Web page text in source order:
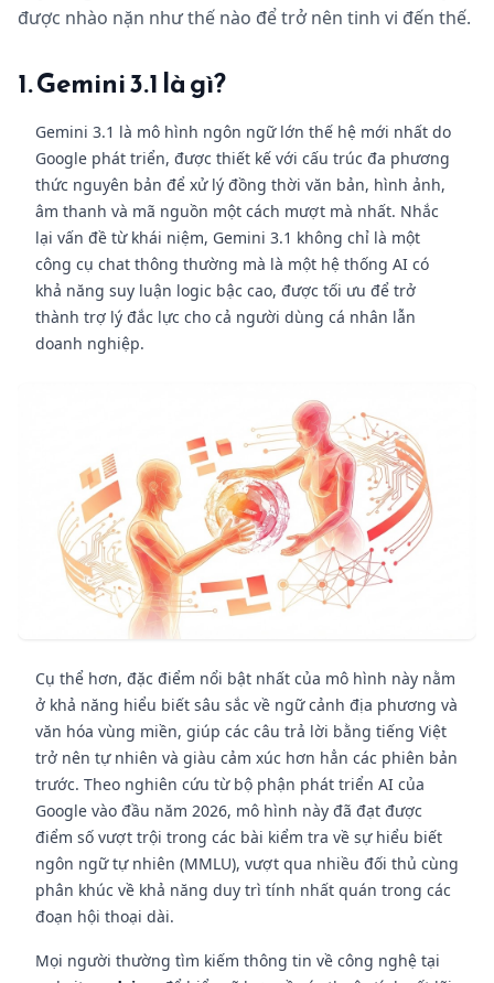
được nhào nặn như thế nào để trở nên tinh vi đến thế.
1. Gemini 3.1 là gì?
Gemini 3.1 là mô hình ngôn ngữ lớn thế hệ mới nhất do
Google phát triển, được thiết kế với cấu trúc đa phương
thức nguyên bản để xử lý đồng thời văn bản, hình ảnh,
âm thanh và mã nguồn một cách mượt mà nhất. Nhắc
lại vấn đề từ khái niệm, Gemini 3.1 không chỉ là một
công cụ chat thông thường mà là một hệ thống AI có
khả năng suy luận logic bậc cao, được tối ưu để trở
thành trợ lý đắc lực cho cả người dùng cá nhân lẫn
doanh nghiệp.
Cụ thể hơn, đặc điểm nổi bật nhất của mô hình này nằm
ở khả năng hiểu biết sâu sắc về ngữ cảnh địa phương và
văn hóa vùng miền, giúp các câu trả lời bằng tiếng Việt
trở nên tự nhiên và giàu cảm xúc hơn hẳn các phiên bản
trước. Theo nghiên cứu từ bộ phận phát triển AI của
Google vào đầu năm 2026, mô hình này đã đạt được
điểm số vượt trội trong các bài kiểm tra về sự hiểu biết
ngôn ngữ tự nhiên (MMLU), vượt qua nhiều đối thủ cùng
phân khúc về khả năng duy trì tính nhất quán trong các
đoạn hội thoại dài.
Mọi người thường tìm kiếm thông tin về công nghệ tại